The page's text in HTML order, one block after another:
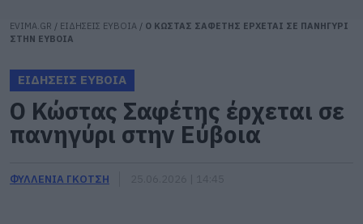
EVIMA.GR / ΕΙΔΗΣΕΙΣ ΕΥΒΟΙΑ / Ο ΚΩΣΤΑΣ ΣΑΦΕΤΗΣ ΕΡΧΕΤΑΙ ΣΕ ΠΑΝΗΓΥΡΙ
ΣΤΗΝ ΕΥΒΟΙΑ
ΕΙΔΗΣΕΙΣ ΕΥΒΟΙΑ
Ο Κώστας Σαφέτης έρχεται σε
πανηγύρι στην Εύβοια
ΦΥΛΛΕΝΙΑ ΓΚΟΤΣΗ